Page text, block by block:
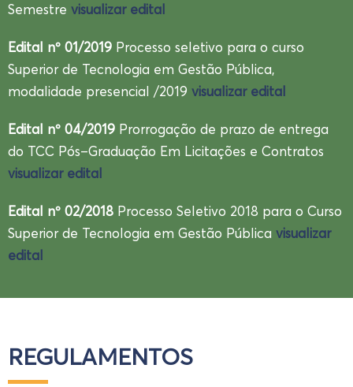
Semestre visualizar edital
Edital nº 01/2019 Processo seletivo para o curso
Superior de Tecnologia em Gestão Pública,
modalidade presencial /2019 visualizar edital
Edital nº 04/2019 Prorrogação de prazo de entrega
do TCC Pós–Graduação Em Licitações e Contratos
visualizar edital
Edital nº 02/2018 Processo Seletivo 2018 para o Curso
Superior de Tecnologia em Gestão Pública visualizar
edital
REGULAMENTOS